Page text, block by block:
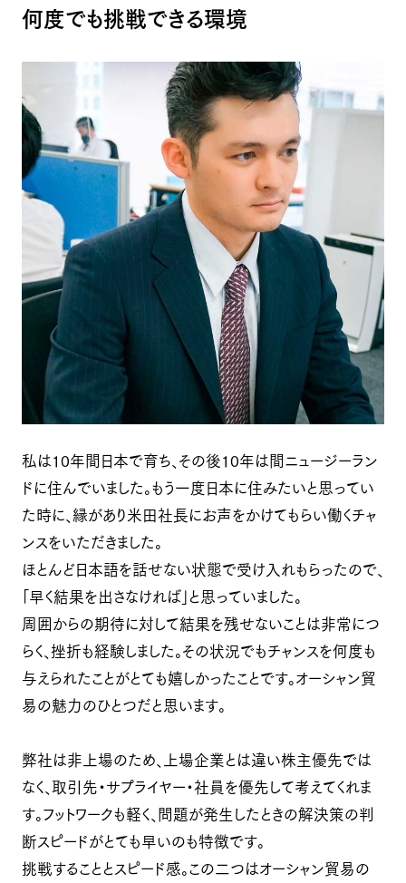
何度でも挑戦できる環境
私は10年間日本で育ち、その後10年は間ニュージーラン
ドに住んでいました。もう一度日本に住みたいと思ってい
た時に、縁があり米田社長にお声をかけてもらい働くチャ
ンスをいただきました。
ほとんど日本語を話せない状態で受け入れもらったので、
「早く結果を出さなければ」と思っていました。
周囲からの期待に対して結果を残せないことは非常につ
らく、挫折も経験しました。その状況でもチャンスを何度も
与えられたことがとても嬉しかったことです。オーシャン貿
易の魅力のひとつだと思います。
弊社は非上場のため、上場企業とは違い株主優先では
なく、取引先・サプライヤー・社員を優先して考えてくれま
す。フットワークも軽く、問題が発生したときの解決策の判
断スピードがとても早いのも特徴です。
挑戦することとスピード感。この二つはオーシャン貿易の